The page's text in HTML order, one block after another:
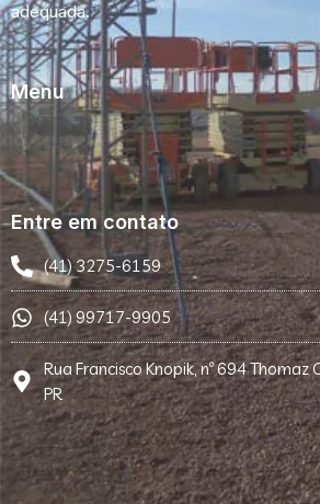
adequada.
Menu
Entre em contato
(41) 3275-6159
(41) 99717-9905
Rua Francisco Knopik, nº 694
PR